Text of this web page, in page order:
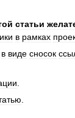
статьи
в рамках
в виде сносок